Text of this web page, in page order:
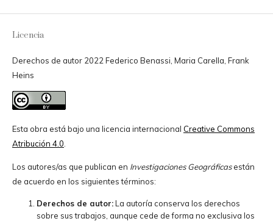
Licencia
Derechos de autor 2022 Federico Benassi, Maria Carella, Frank
Heins
Esta obra está bajo una licencia internacional Creative Commons
Atribución 4.0
Los autores/as que publican en Investigaciones Geográficasestán
de acuerdo en los siguientes términos:
Derechos de autor:La autoría conserva los derechos
sobre sus trabajos, aunque cede de forma no exclusiva los